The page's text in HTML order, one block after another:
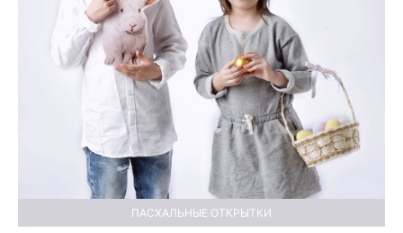
ПАСХАЛЬНЫЕ ОТКРЫТКИ